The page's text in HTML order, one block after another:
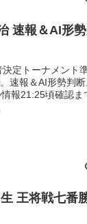
速報＆AI形
定トーナメント
速報＆AI形勢判
報21:25頃確認ま
王将戦七番